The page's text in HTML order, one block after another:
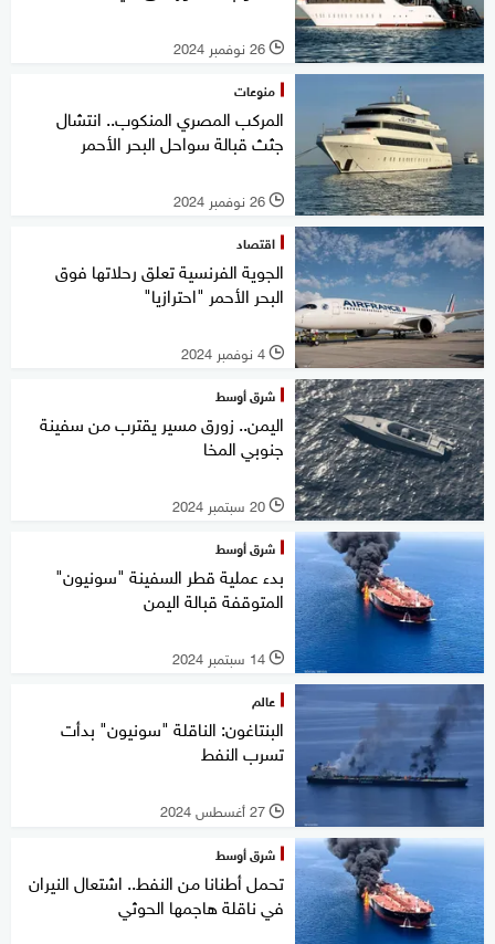
l 26 نوفمبر 2024
منوعات
المركب المصري المنكوب.. انتشال
جثث قبالة سواحل البحر الأحمر
l 26 نوفمبر 2024
اقتصاد
الجوية الفرنسية تعلق رحلاتها فوق
البحر الأحمر "احترازيا"
l 4 نوفمبر 2024
شرق أوسط
اليمن.. زورق مسير يقترب من سفينة
جنوبي المخا
l 20 سبتمبر 2024
شرق أوسط
بدء عملية قطر السفينة "سونيون"
المتوقفة قبالة اليمن
l 14 سبتمبر 2024
عالم
البنتاغون: الناقلة "سونيون" بدأت
تسرب النفط
l 27 أغسطس 2024
شرق أوسط
تحمل أطنانا من النفط.. اشتعال النيران
في ناقلة هاجمها الحوثي